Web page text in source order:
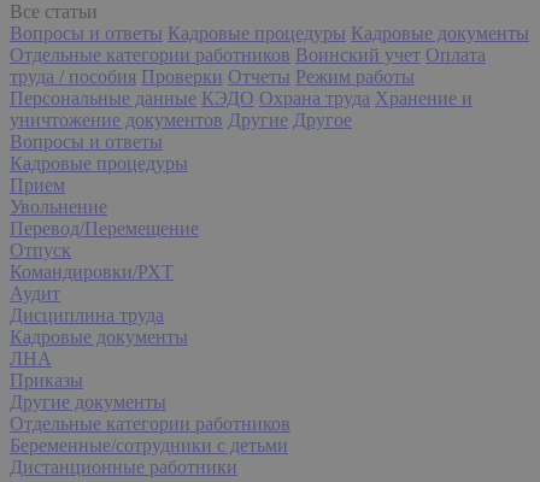
Все статьи
Вопросы и ответы Кадровые процедуры Кадровые документы
Отдельные категории работников Воинский учет Оплата
труда / пособия Проверки Отчеты Режим работы
Персональные данные КЭДО Охрана труда Хранение и
уничтожение документов Другие Другое
Вопросы и ответы
Кадровые процедуры
Прием
Увольнение
Перевод/Перемещение
Отпуск
Командировки/РХТ
Аудит
Дисциплина труда
Кадровые документы
ЛНА
Приказы
Другие документы
Отдельные категории работников
Беременные/сотрудники с детьми
Дистанционные работники